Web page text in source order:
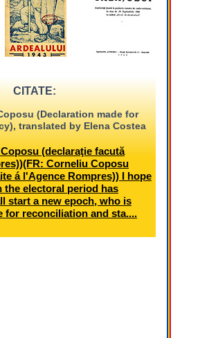
CITATE:
(Declaration made for
translated by Elena Costea
(declaraţie facută
Corneliu Coposu
á l'Agence Rompres)) I hope
the electoral period has
start a new epoch, who is
for reconciliation and sta....